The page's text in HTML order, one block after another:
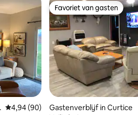
recensies
Gemiddelde beoordeling van 4,94 op
4,94 (90)
Favoriet van gasten
Favoriet van gasten
Gastenverblijf in Curtice